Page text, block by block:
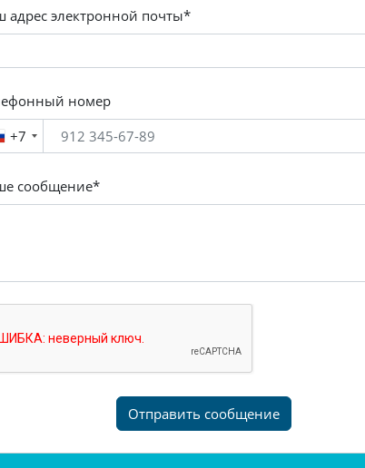
адрес электронной почты*
номер
+7
сообщение*
Отправить сообщение